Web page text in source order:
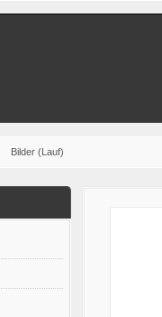
Bilder (Lauf)